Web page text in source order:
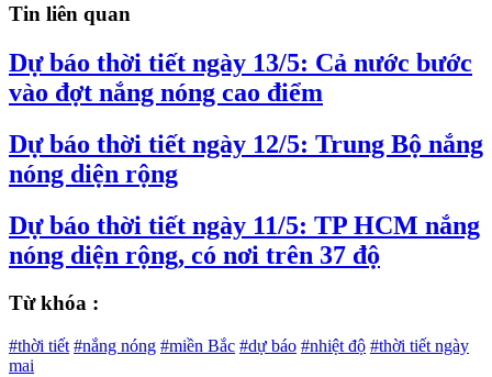
Tin liên quan
Dự báo thời tiết ngày 13/5: Cả nước bước
vào đợt nắng nóng cao điểm
Dự báo thời tiết ngày 12/5: Trung Bộ nắng
nóng diện rộng
Dự báo thời tiết ngày 11/5: TP HCM nắng
nóng diện rộng, có nơi trên 37 độ
Từ khóa :
#thời tiết #nắng nóng #miền Bắc #dự báo #nhiệt độ #thời tiết ngày
mai